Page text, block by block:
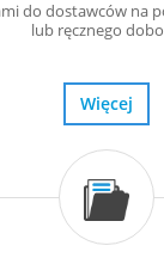
do dostawców na
lub ręcznego
Więcej